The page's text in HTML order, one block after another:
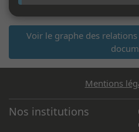
Voir le graphe des
Mentions
Nos institutions